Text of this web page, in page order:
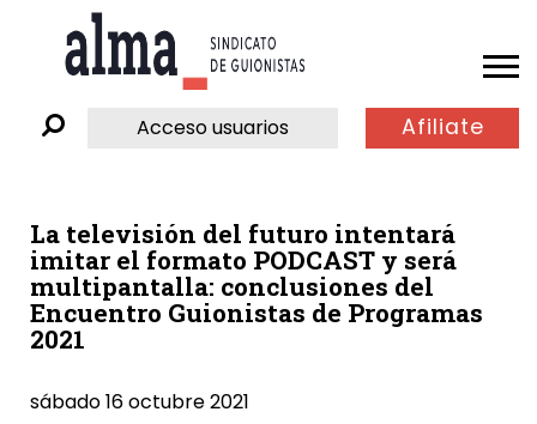
Acceso usuarios Afiliate
La televisión del futuro intentará
imitar el formato PODCAST y será
multipantalla: conclusiones del
Encuentro Guionistas de Programas
2021
sábado 16 octubre 2021